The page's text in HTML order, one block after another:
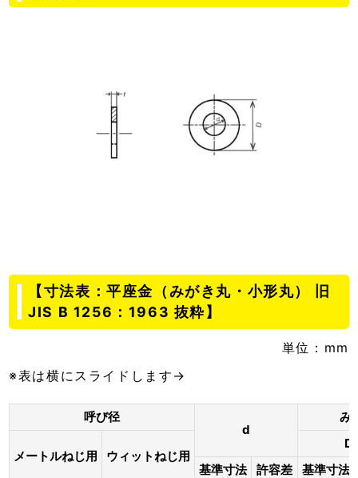
【寸法表：平座金（みがき丸・小形丸） 旧
JIS B 1256：1963 抜粋】
単位：mm
※表は横にスライドします→
呼び径
d
み
メートルねじ用 ウィットねじ用
D
基準寸法
許容差
基準寸法